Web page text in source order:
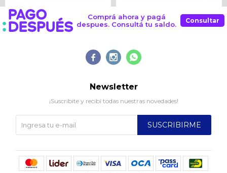
Comprá ahora y pagá
despues. Consultá tu saldo.
Consultar
  
Newsletter
¡Suscribite y recibí todas nuestras novedades!
SUSCRIBIRME